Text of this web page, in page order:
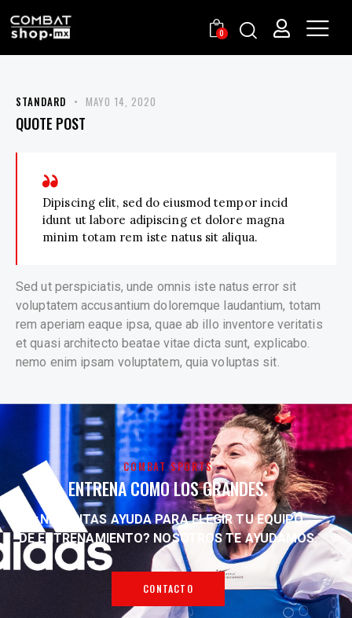
0
STANDARD MAYO 14, 2020
QUOTE POST
Dipiscing elit, sed do eiusmod tempor incid
idunt ut labore adipiscing et dolore magna
minim totam rem iste natus sit aliqua.
Sed ut perspiciatis, unde omnis iste natus error sit
voluptatem accusantium doloremque laudantium, totam
rem aperiam eaque ipsa, quae ab illo inventore veritatis
et quasi architecto beatae vitae dicta sunt, explicabo.
nemo enim ipsam voluptatem, quia voluptas sit.
COMBAT SPORTS
ENTRENA COMO LOS GRANDES.
¿NECESITAS AYUDA PARA ELEGIR TU EQUIPO
DE ENTRENAMIENTO? NOSOTROS TE AYUDAMOS.
CONTACTO